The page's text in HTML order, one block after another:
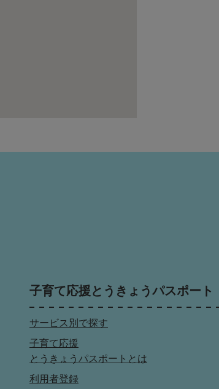
子育て応援とうきょうパスポート
サービス別で探す
子育て応援
とうきょうパスポートとは
利用者登録